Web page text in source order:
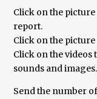
Click on the
report.
Click on the
Click on the videos
sounds and images.
Send the number